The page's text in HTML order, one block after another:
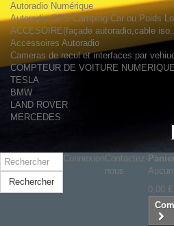
Autoradio Numérique
Autoradio GPS Camping Car ou Poids
ACCESOIRE(façade autoradio,cable
Accessoires Autoradio
Cameras de recul et interfaces par
COMPTEUR DE VOITURE NUMERIQUE
TESLA
BMW
LAND ROVER
MERCEDES
Rechercher
ConnexionContactez-
nous
0,00 €